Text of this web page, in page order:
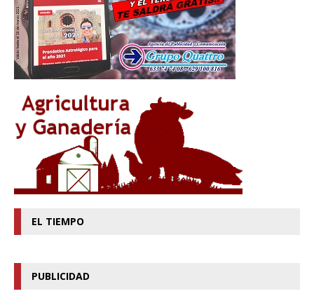
EL TIEMPO
PUBLICIDAD